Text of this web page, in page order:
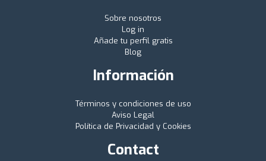
Sobre nosotros
Log in
Añade tu perfil gratis
Blog
Información
Términos y condiciones de uso
Aviso Legal
Política de Privacidad y Cookies
Contact